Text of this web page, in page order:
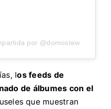
por @domostew
los feeds de
de álbumes con el
que muestran